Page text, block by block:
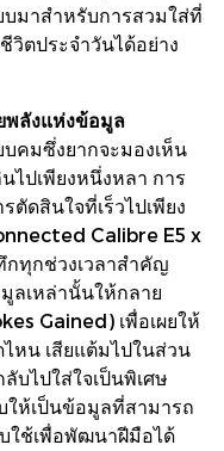
บมาสำหรับการสวมใส่ที่
ตประจำวันได้อย่าง
พลังแห่งข้อมูล
คมซึ่งยากจะมองเห็น
ไปเพียงหนึ่งหลา การ
ดสินใจที่เร็วไปเพียง
Calibre E5 x
ทุกช่วงเวลาสำคัญ
ลเหล่านั้นให้กลาย
Gained) เพื่อเผยให้
หน เสียแต้มไปในส่วน
บไปใส่ใจเป็นพิเศษ
ให้เป็นข้อมูลที่สามารถ
ใช้เพื่อพัฒนาฝีมือได้